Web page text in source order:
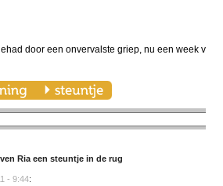
door een onvervalste griep, nu een week
Ria een steuntje in de rug
- 9:44: